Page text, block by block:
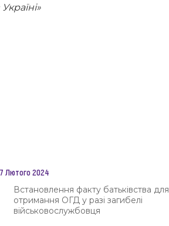
Лютого 2024
Встановлення факту батьківства для
отримання ОГД у разі загибелі
військовослужбовця